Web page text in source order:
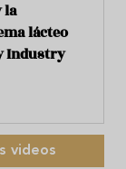
la
lácteo
Industry
videos